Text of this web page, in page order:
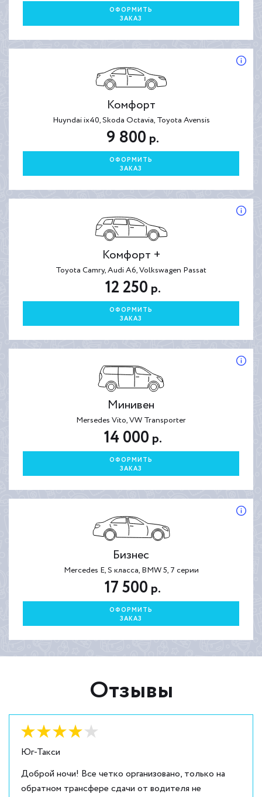
ОФОРМИТЬ
ЗАКАЗ
Комфорт
Huyndai ix40, Skoda Octavia, Toyota Avensis
9 800 р.
ОФОРМИТЬ
ЗАКАЗ
Комфорт +
Toyota Camry, Audi A6, Volkswagen Passat
12 250 р.
ОФОРМИТЬ
ЗАКАЗ
Минивен
Mersedes Vito, VW Transporter
14 000 р.
ОФОРМИТЬ
ЗАКАЗ
Бизнес
Mercedes E, S класса, BMW 5, 7 серии
17 500 р.
ОФОРМИТЬ
ЗАКАЗ
Отзывы
Юг-Такси
Оценка: 4
Доброй ночи! Все четко организовано, только на
обратном трансфере сдачи от водителя не